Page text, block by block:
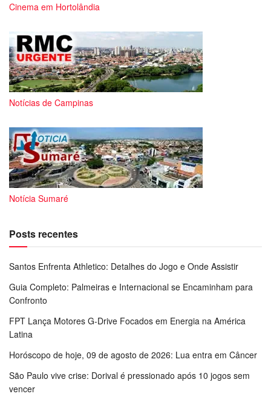
Cinema em Hortolândia
Notícias de Campinas
Notícia Sumaré
Posts recentes
Santos Enfrenta Athletico: Detalhes do Jogo e Onde Assistir
Guia Completo: Palmeiras e Internacional se Encaminham para
Confronto
FPT Lança Motores G-Drive Focados em Energia na América
Latina
Horóscopo de hoje, 09 de agosto de 2026: Lua entra em Câncer
São Paulo vive crise: Dorival é pressionado após 10 jogos sem
vencer